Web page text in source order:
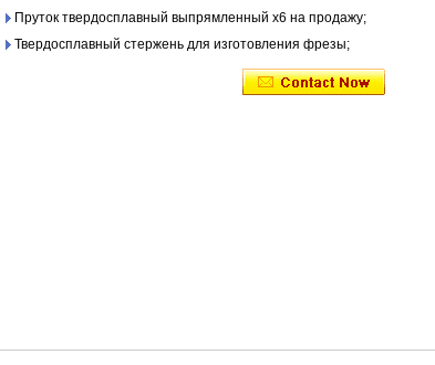
Пруток твердосплавный выпрямленный х6 на продажу;
Твердосплавный стержень для изготовления фрезы;